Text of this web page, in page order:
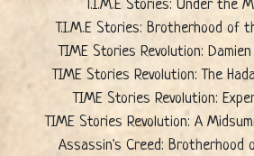
T.I.M.E Stories: Under the
T.I.M.E Stories: Brotherhood of
TIME Stories Revolution: Damien
TIME Stories Revolution: The
TIME Stories Revolution:
TIME Stories Revolution: A
Assassin's Creed: Brotherhood